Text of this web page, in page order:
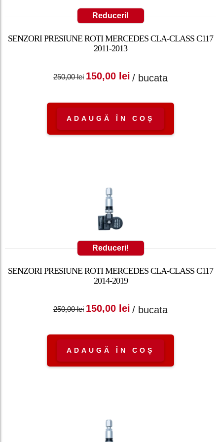
Reduceri!
SENZORI PRESIUNE ROTI MERCEDES CLA-CLASS C117
2011-2013
250,00lei
Prețul inițial a fost:
150,00 lei
Prețul curent
/ bucata
ADAUGĂ ÎN COȘ
Reduceri!
SENZORI PRESIUNE ROTI MERCEDES CLA-CLASS C117
2014-2019
250,00lei
Prețul inițial a fost:
150,00 lei
Prețul curent
/ bucata
ADAUGĂ ÎN COȘ